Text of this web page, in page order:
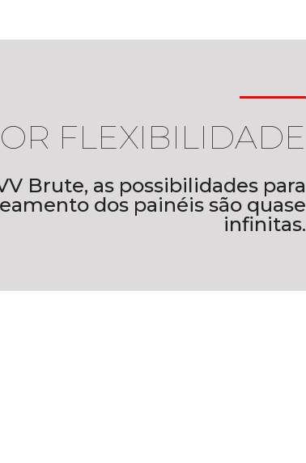
FLEXIBILIDADE
Brute, as possibilidades para
dos painéis são quase
infinitas.